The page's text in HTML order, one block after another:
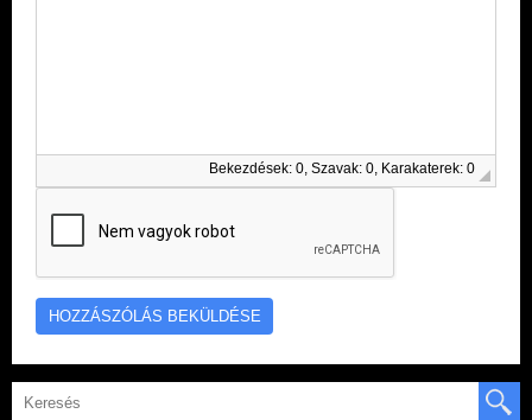
Bekezdések: 0, Szavak: 0, Karakaterek: 0